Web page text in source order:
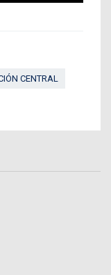
CENTRAL